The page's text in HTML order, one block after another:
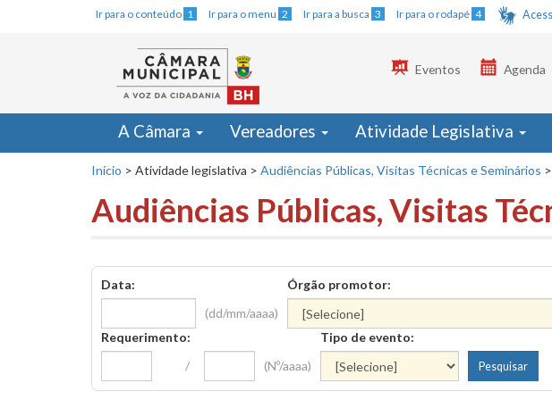
Ir para o conteúdo 1 Ir para o menu 2 Ir para a busca 3 Ir para o rodapé 4
Eventos Agenda
A Câmara Vereadores Atividade Legislativa
Início > Atividade legislativa > Audiências Públicas, Visitas Técnicas e Seminários >
Audiências Públicas, Visitas
Data:
(dd/mm/aaaa)
Órgão promotor:
Requerimento:
/
(Nº/aaaa)
Tipo de evento: